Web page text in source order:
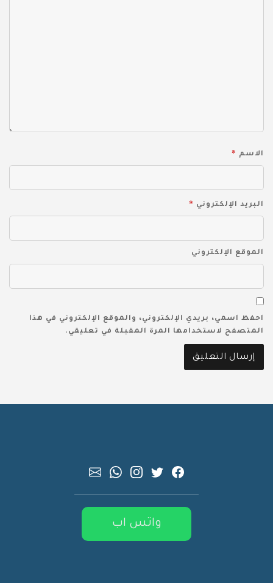
الاسم *
البريد الإلكتروني *
الموقع الإلكتروني
احفظ اسمي، بريدي الإلكتروني، والموقع الإلكتروني في هذا
المتصفح لاستخدامها المرة المقبلة في تعليقي.
واتس اب